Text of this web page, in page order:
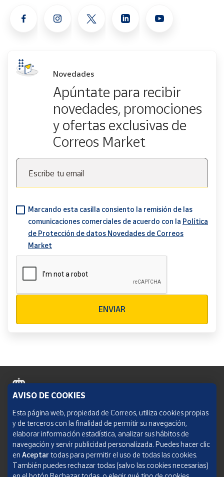
Novedades
Apúntate para recibir
novedades, promociones
y ofertas exclusivas de
Correos Market
Escribe tu email
Marcando esta casilla consiento la remisión de las
comunicaciones comerciales de acuerdo con la Política
de Protección de datos Novedades de Correos
Market
ENVIAR
Política de cookies
Aviso legal
Condiciones del servicio
Política de Privacidad Web
AVISO DE COOKIES
Esta página web, propiedad de Correos, utiliza cookies propias
y de terceros con la finalidad de permitir su navegación,
elaborar información estadística, analizar sus hábitos de
navegación y servir publicidad personalizada. Puedes hacer clic
en Aceptar todas para permitir el uso de todas las cookies.
También puedes rechazar todas (salvo las cookies necesarias)